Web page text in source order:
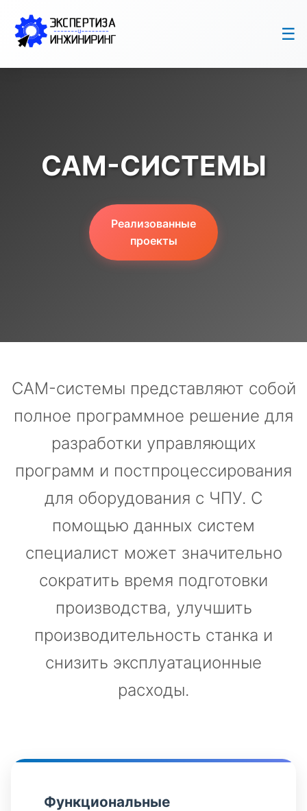
☰
CAM-СИСТЕМЫ
Реализованные
проекты
CAM-системы представляют собой
полное программное решение для
разработки управляющих
программ и постпроцессирования
для оборудования с ЧПУ. С
помощью данных систем
специалист может значительно
сократить время подготовки
производства, улучшить
производительность станка и
снизить эксплуатационные
расходы.
Функциональные